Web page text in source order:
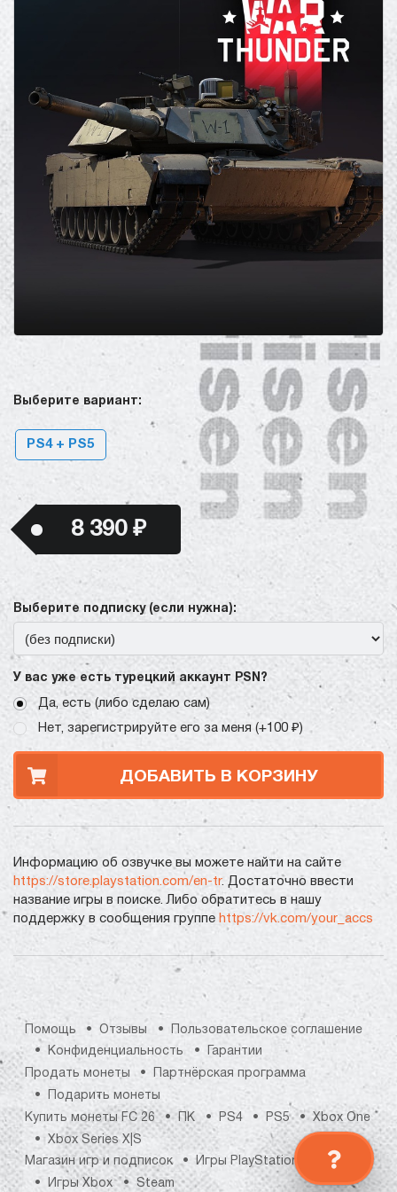
Выберите вариант:
PS4 + PS5
8 390 ₽
Выберите подписку (если нужна):
У вас уже есть турецкий аккаунт PSN?
Да, есть (либо сделаю сам)
Нет, зарегистрируйте его за меня (+100 ₽)
ДОБАВИТЬ В КОРЗИНУ
Информацию об озвучке вы можете найти на сайте
https://store.playstation.com/en-tr. Достаточно ввести
название игры в поиске. Либо обратитесь в нашу
поддержку в сообщения группе https://vk.com/your_accs
Помощь Отзывы
Пользовательское соглашение
Конфиденциальность
Гарантии
Продать монеты
Партнёрская программа
Подарить монеты
Купить монеты FC 26
ПК PS4 PS5
Xbox One
Xbox Series X|S
Магазин игр и подписок
Игры PlayStation
Игры Xbox
Steam